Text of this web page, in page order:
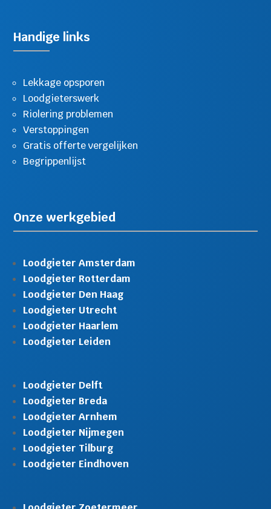
Handige links
Lekkage opsporen
Loodgieterswerk
Riolering problemen
Verstoppingen
Gratis offerte vergelijken
Begrippenlijst
Onze werkgebied
Loodgieter Amsterdam
Loodgieter Rotterdam
Loodgieter Den Haag
Loodgieter Utrecht
Loodgieter Haarlem
Loodgieter Leiden
Loodgieter Delft
Loodgieter Breda
Loodgieter Arnhem
Loodgieter Nijmegen
Loodgieter Tilburg
Loodgieter Eindhoven